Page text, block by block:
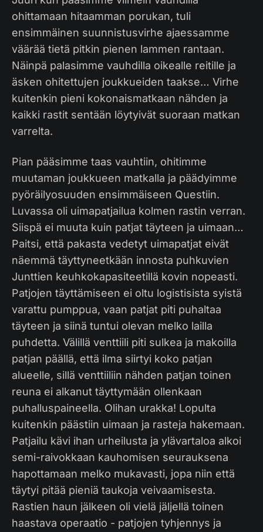
ohittamaan hitaamman porukan, tuli
ensimmäinen suunnistusvirhe ajaessamme
väärää tietä pitkin pienen lammen rantaan.
Näinpä palasimme vauhdilla oikealle reitille ja
äsken ohitettujen joukkueiden taakse… Virhe
kuitenkin pieni kokonaismatkaan nähden ja
kaikki rastit sentään löytyivät suoraan matkan
varrelta.
Pian pääsimme taas vauhtiin, ohitimme
muutaman joukkueen matkalla ja päädyimme
pyöräilyosuuden ensimmäiseen Questiin.
Luvassa oli uimapatjailua kolmen rastin verran.
Siispä ei muuta kuin patjat täyteen ja uimaan…
Paitsi, että pakasta vedetyt uimapatjat eivät
näemmä täyttyneetkään innosta puhkuvien
Junttien keuhkokapasiteetillä kovin nopeasti.
Patjojen täyttämiseen ei oltu logistisista syistä
varattu pumppua, vaan patjat piti puhaltaa
täyteen ja siinä tuntui olevan melko lailla
puhdetta. Välillä venttiili piti sulkea ja makoilla
patjan päällä, että ilma siirtyi koko patjan
alueelle, sillä venttiiliin nähden patjan toinen
reuna ei alkanut täyttymään ollenkaan
puhalluspaineella. Olihan urakka! Lopulta
kuitenkin päästiin uimaan ja rasteja hakemaan.
Patjailu kävi ihan urheilusta ja ylävartaloa alkoi
semi-raivokkaan kauhomisen seurauksena
hapottamaan melko mukavasti, jopa niin että
täytyi pitää pieniä taukoja veivaamisesta.
Rastien haun jälkeen oli vielä jäljellä toinen
haastava operaatio - patjojen tyhjennys ja